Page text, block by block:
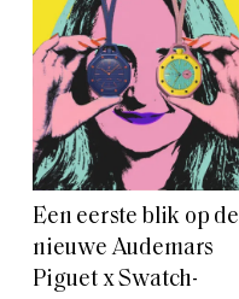
Een eerste blik op de
nieuwe Audemars
Piguet x Swatch-